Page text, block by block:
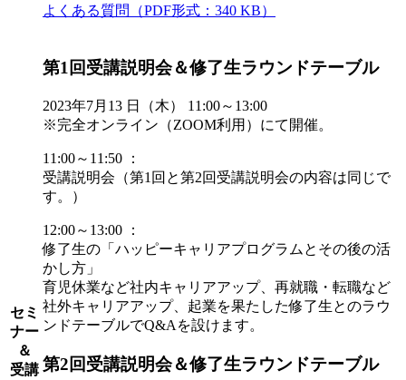
よくある質問（PDF形式：340 KB）
セミ
ナー
＆
受講
第1回受講説明会＆修了生ラウンドテーブル
2023年7月13 日（木） 11:00～13:00
※完全オンライン（ZOOM利用）にて開催。
11:00～11:50 ：
受講説明会（第1回と第2回受講説明会の内容は同じで
す。）
12:00～13:00 ：
修了生の「ハッピーキャリアプログラムとその後の活
かし方」
育児休業など社内キャリアアップ、再就職・転職など
社外キャリアアップ、起業を果たした修了生とのラウ
ンドテーブルでQ&Aを設けます。
第2回受講説明会＆修了生ラウンドテーブル